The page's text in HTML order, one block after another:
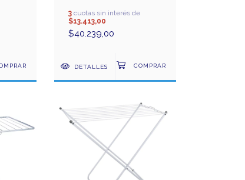
3cuotas sin interés de
$13.413,00
$40.239,00
DETALLES